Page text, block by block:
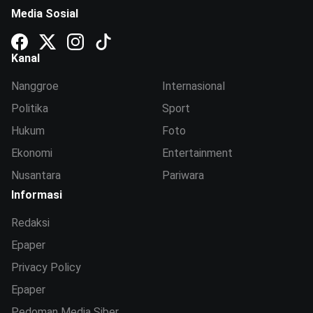
Media Sosial
Kanal
Nanggroe
Politika
Hukum
Ekonomi
Nusantara
Internasional
Sport
Foto
Entertainment
Pariwara
Informasi
Redaksi
Epaper
Privacy Policy
Epaper